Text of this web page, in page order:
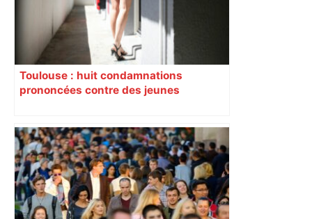
Toulouse : huit condamnations
prononcées contre des jeunes